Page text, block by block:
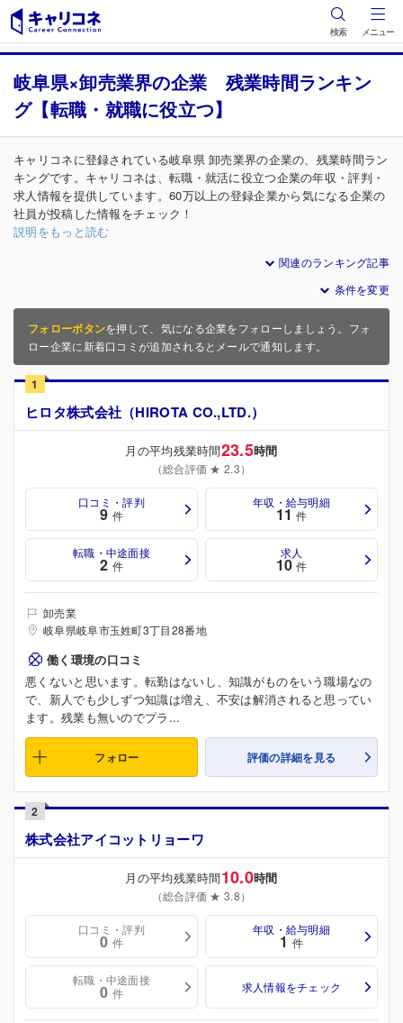
検索 メニュー
岐阜県×卸売業界の企業 残業時間ランキン
グ【転職・就職に役立つ】
キャリコネに登録されている岐阜県 卸売業界の企業の、残業時間ラン
キングです。キャリコネは、転職・就活に役立つ企業の年収・評判・
求人情報を提供しています。60万以上の登録企業から気になる企業の
社員が投稿した情報をチェック！
説明をもっと読む
関連のランキング記事
条件を変更
フォローボタンを押して、気になる企業をフォローしましょう。フォ
ロー企業に新着口コミが追加されるとメールで通知します。
1
ヒロタ株式会社（HIROTA CO.,LTD.）
月の平均残業時間23.5時間
（総合評価 ★ 2.3）
口コミ・評判
9 件
年収・給与明細
11 件
転職・中途面接
2 件
求人
10 件
卸売業
岐阜県岐阜市玉姓町3丁目28番地
働く環境の口コミ
悪くないと思います。転勤はないし、知識がものをいう職場なの
で、新人でも少しずつ知識は増え、不安は解消されると思ってい
ます。残業も無いのでプラ...
フォロー 評価の詳細を見る
2
株式会社アイコットリョーワ
月の平均残業時間10.0時間
（総合評価 ★ 3.8）
口コミ・評判
0 件
年収・給与明細
1 件
転職・中途面接
0 件 求人情報をチェック